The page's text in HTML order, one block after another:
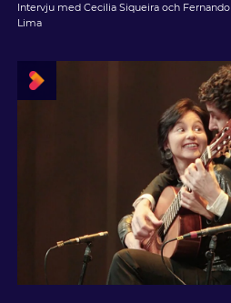
Intervju med Cecilia Siqueira och Fernando
Lima